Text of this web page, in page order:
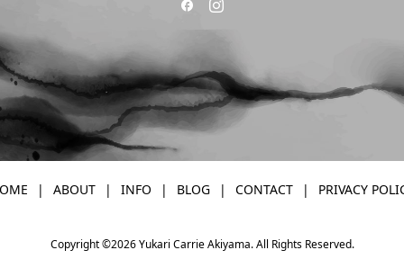
ABOUT INFO BLOG CONTACT PRIVACY
Copyright ©2026Yukari Carrie Akiyama. All Rights Reserved.